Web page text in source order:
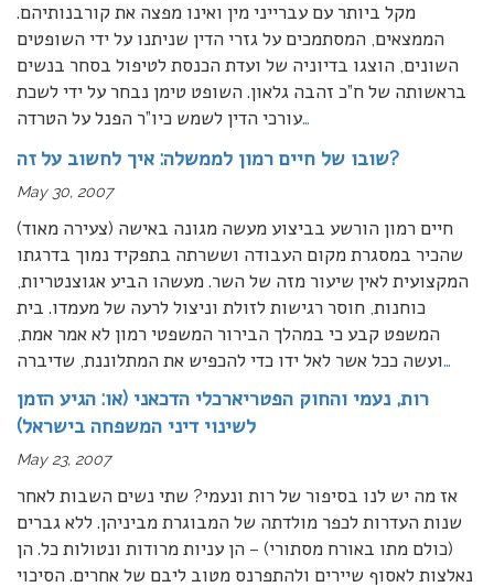
מקל ביותר עם עברייני מין ואינו מפצה את קורבנותיהם.
הממצאים, המסתמכים על גזרי הדין שניתנו על ידי השופטים
השונים, הוצגו בדיוניה של ועדת הכנסת לטיפול בסחר בנשים
בראשותה של ח”כ זהבה גלאון. השופט טימן נבחר על ידי לשכת
עורכי הדין לשמש כיו”ר הפנל על הטרדה…
שובו של חיים רמון לממשלה: איך לחשוב על זה?
May 30, 2007
חיים רמון הורשע בביצוע מעשה מגונה באישה (צעירה מאוד)
שהכיר במסגרת מקום העבודה וששרתה בתפקיד נמוך בדרגתו
המקצועית לאין שיעור מזה של השר. מעשהו הביע אגוצנטריות,
כוחנות, חוסר רגישות לזולת וניצול לרעה של מעמדו. בית
המשפט קבע כי במהלך הבירור המשפטי רמון לא אמר אמת,
ועשה ככל אשר לאל ידו כדי להכפיש את המתלוננת, שדיברה…
רות, נעמי והחוק הפטריארכלי הדכאני (או: הגיע הזמן
לשינוי דיני המשפחה בישראל)
May 23, 2007
אז מה יש לנו בסיפור של רות ונעמי? שתי נשים השבות לאחר
שנות העדרות לכפר מולדתה של המבוגרת מביניהן. ללא גברים
(כולם מתו באורח מסתורי) – הן עניות מרודות ונטולות כל. הן
נאלצות לאסוף שיירים ולהתפרנס מטוב ליבם של אחרים. הסיכוי